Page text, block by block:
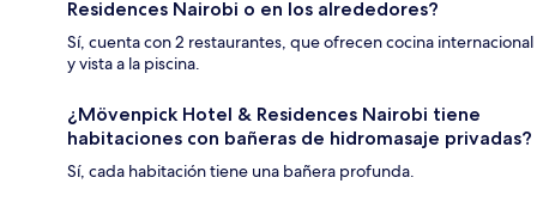
Residences Nairobi o en los alrededores?
Sí, cuenta con 2 restaurantes, que ofrecen cocina internacional
y vista a la piscina.
¿Mövenpick Hotel & Residences Nairobi tiene
habitaciones con bañeras de hidromasaje privadas?
Sí, cada habitación tiene una bañera profunda.